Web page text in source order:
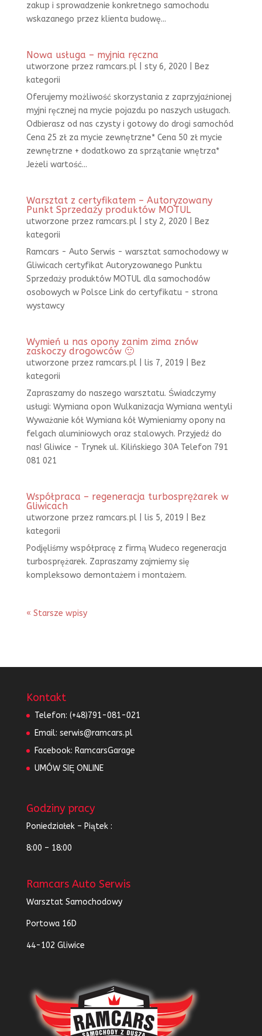
zakup i sprowadzenie konkretnego samochodu
wskazanego przez klienta budowę...
Nowa usługa – myjnia ręczna
utworzone przez ramcars.pl| sty 6, 2020
Bez
kategorii
Oferujemy możliwość skorzystania z zaprzyjaźnionej
myjni ręcznej na mycie pojazdu po naszych usługach.
Odbierasz od nas czysty i gotowy do drogi samochód
Cena 25 zł za mycie zewnętrzne* Cena 50 zł mycie
zewnętrzne + dodatkowo za sprzątanie wnętrza*
Jeżeli wartość...
Warsztat z certyfikatem – Autoryzowany
Punkt Sprzedaży produktów MOTUL
utworzone przez ramcars.pl| sty 2, 2020
Bez
kategorii
Ramcars - Auto Serwis - warsztat samochodowy w
Gliwicach certyfikat Autoryzowanego Punktu
Sprzedaży produktów MOTUL dla samochodów
osobowych w Polsce Link do certyfikatu - strona
wystawcy
Wymień u nas opony zanim zima znów
zaskoczy drogowców 🙂
utworzone przez ramcars.pl| lis 7, 2019
Bez
kategorii
Zapraszamy do naszego warsztatu. Świadczymy
usługi: Wymiana opon Wulkanizacja Wymiana wentyli
Wyważanie kół Wymiana kół Wymieniamy opony na
felgach aluminiowych oraz stalowych. Przyjedź do
nas! Gliwice - Trynek ul. Kilińskiego 30A Telefon 791
081 021
Współpraca – regeneracja turbosprężarek w
Gliwicach
utworzone przez ramcars.pl| lis 5, 2019
Bez
kategorii
Podjęliśmy współpracę z firmą Wudeco regeneracja
turbosprężarek. Zapraszamy zajmiemy się
kompleksowo demontażem i montażem.
« Starsze wpisy
Kontakt
Telefon: (+48)791-081-021
Email: serwis@ramcars.pl
Facebook: RamcarsGarage
UMÓW SIĘ ONLINE
Godziny pracy
Poniedziałek – Piątek :
8:00 – 18:00
Ramcars Auto Serwis
Warsztat Samochodowy
Portowa 16D
44-102 Gliwice